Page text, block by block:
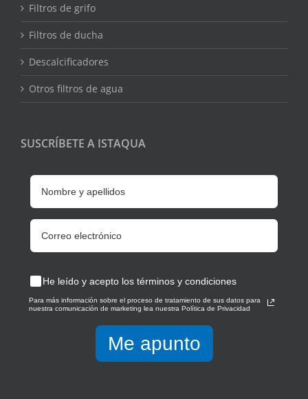
Filtros de grifo
Filtros de ducha
Descalcificadores
Otros filtros de agua
SUSCRÍBETE A ISTAQUA
He leído y acepto los términos y condiciones
Para más información sobre el proceso de tratamiento de sus datos para
nuestra comunicación de marketing lea nuestra Política de Privacidad
Me apunto